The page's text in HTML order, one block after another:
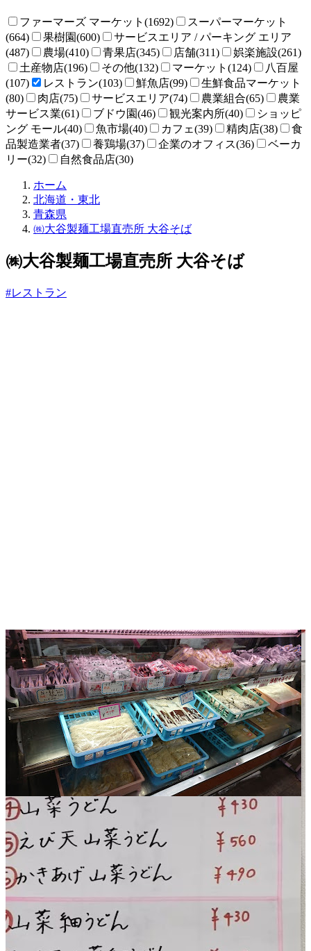
ファーマーズ マーケット(1692)
スーパーマーケット
(664)
果樹園(600)
サービスエリア / パーキング エリア
(487)
農場(410) 青果店(345) 店舗(311)
娯楽施設(261)
土産物店(196)
その他(132) マーケット(124)
八百屋
(107)
レストラン(103) 鮮魚店(99)
生鮮食品マーケット
(80)
肉店(75) サービスエリア(74) 農業組合(65)
農業
サービス業(61)
ブドウ園(46) 観光案内所(40)
ショッピ
ング モール(40)
魚市場(40) カフェ(39) 精肉店(38)
食
品製造業者(37)
養鶏場(37) 企業のオフィス(36)
ベーカ
リー(32)
自然食品店(30)
ホーム
売
ね
と
北海道・東北
青森県
㈱大谷製麺工場直売所 大谷そば
㈱大谷製麺工場直売所 大谷そば
#レストラン